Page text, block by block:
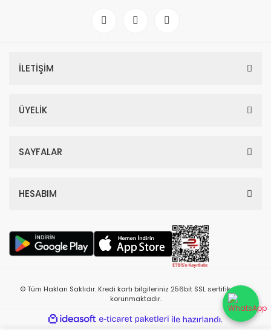
İLETİŞİM
ÜYELİK
SAYFALAR
HESABIM
© Tüm Hakları Saklıdır. Kredi kartı bilgileriniz 256bit SSL sertifikası ile
korunmaktadır.
ideasoft
e-
ile
hazırlandı.